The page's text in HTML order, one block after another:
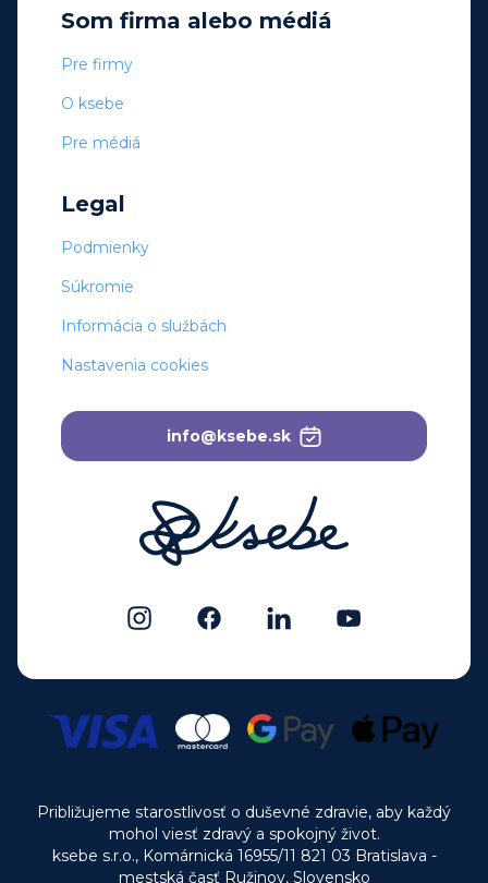
Som firma alebo médiá
Pre firmy
O ksebe
Pre médiá
Legal
Podmienky
Súkromie
Informácia o službách
Nastavenia cookies
info@ksebe.sk
Približujeme starostlivosť o duševné zdravie, aby každý
mohol viesť zdravý a spokojný život.
ksebe s.r.o., Komárnická 16955/11 821 03 Bratislava -
mestská časť Ružinov, Slovensko